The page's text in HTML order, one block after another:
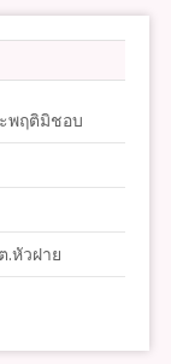
พฤติมิชอบ
หัวฝาย